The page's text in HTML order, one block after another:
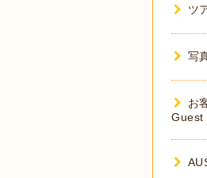
ツ
写
お
Guest